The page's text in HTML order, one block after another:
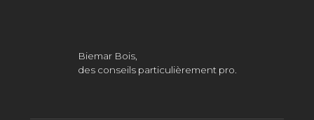
Biemar Bois,
des conseils particulièrement pro.